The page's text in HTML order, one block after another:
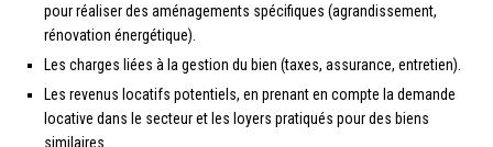
pour réaliser des aménagements spécifiques (agrandissement,
rénovation énergétique).
Les charges liées à la gestion du bien (taxes, assurance, entretien).
Les revenus locatifs potentiels, en prenant en compte la demande
locative dans le secteur et les loyers pratiqués pour des biens
similaires.